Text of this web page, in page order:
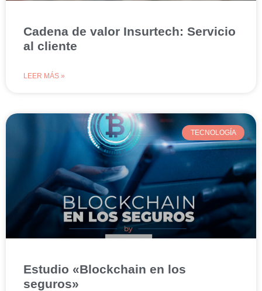
Cadena de valor Insurtech: Servicio
al cliente
LEER MÁS »
TECNOLOGÍA
Estudio «Blockchain en los
seguros»